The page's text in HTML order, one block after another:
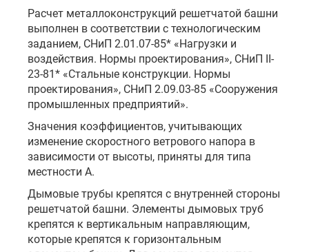
Расчет металлоконструкций решетчатой башни
выполнен в соответствии с технологическим
заданием, СНиП 2.01.07-85* «Нагрузки и
воздействия. Нормы проектирования», СНиП II-
23-81* «Стальные конструкции. Нормы
проектирования», СНиП 2.09.03-85 «Сооружения
промышленных предприятий».
Значения коэффициентов, учитывающих
изменение скоростного ветрового напора в
зависимости от высоты, приняты для типа
местности А.
Дымовые трубы крепятся с внутренней стороны
решетчатой башни. Элементы дымовых труб
крепятся к вертикальным направляющим,
которые крепятся к горизонтальным